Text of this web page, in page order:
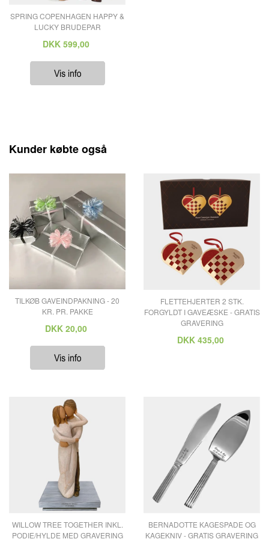
SPRING COPENHAGEN HAPPY &
LUCKY BRUDEPAR
DKK 599,00
Kunder købte også
TILKØB GAVEINDPAKNING - 20
KR. PR. PAKKE
DKK 20,00
FLETTEHJERTER 2 STK.
FORGYLDT I GAVEÆSKE - GRATIS
GRAVERING
DKK 435,00
WILLOW TREE TOGETHER INKL.
PODIE/HYLDE MED GRAVERING
BERNADOTTE KAGESPADE OG
KAGEKNIV - GRATIS GRAVERING